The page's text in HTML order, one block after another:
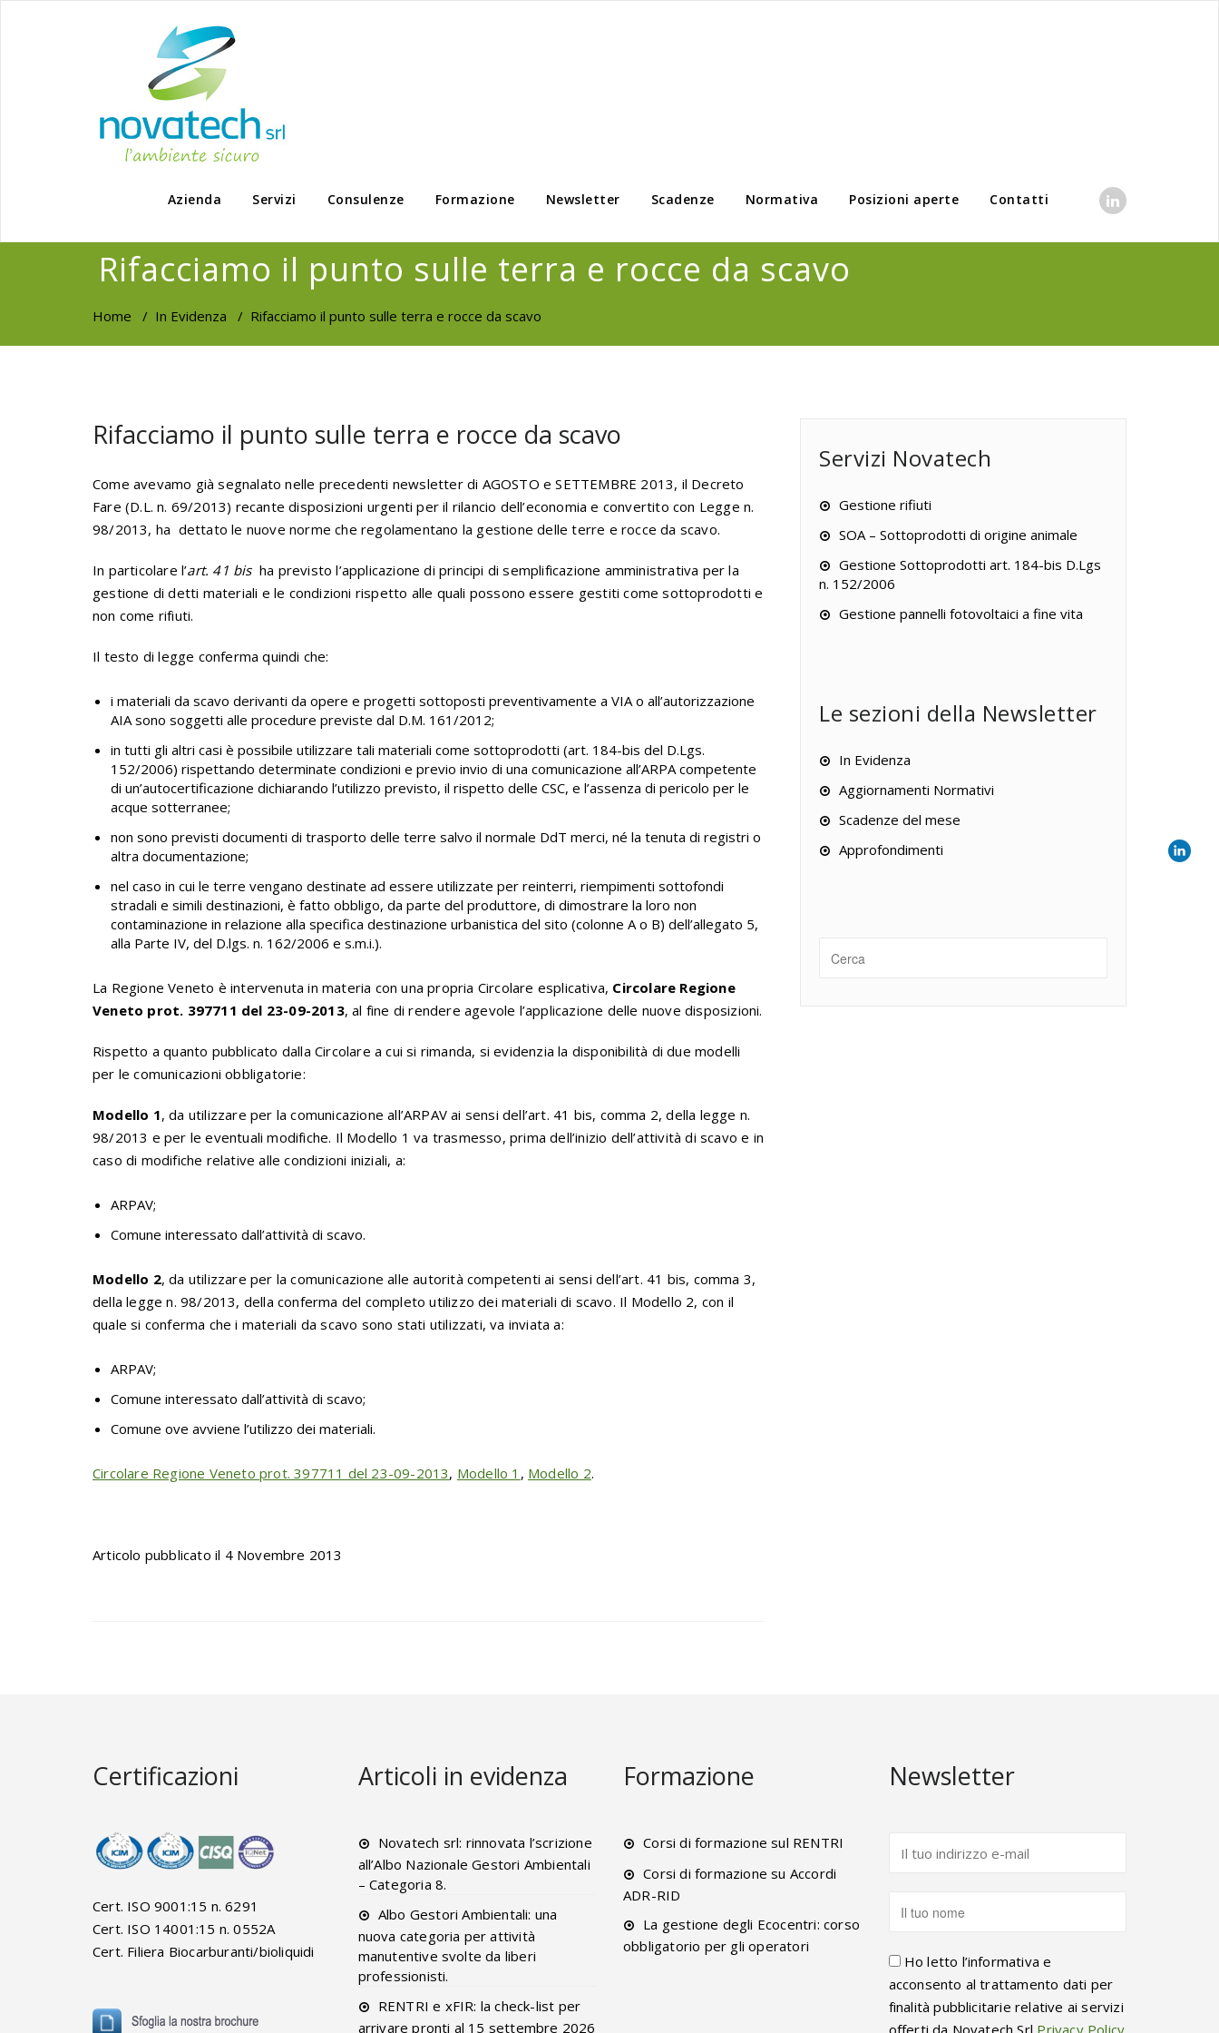
Azienda Servizi Consulenze Formazione Newsletter Scadenze Normativa Posizioni aperte Contatti
Rifacciamo il punto sulle terra e rocce da scavo
Home / In Evidenza / Rifacciamo il punto sulle terra e rocce da scavo
Rifacciamo il punto sulle terra e rocce da scavo
Come avevamo già segnalato nelle precedenti newsletter di AGOSTO e SETTEMBRE 2013, il Decreto
Fare (D.L. n. 69/2013) recante disposizioni urgenti per il rilancio dell’economia e convertito con Legge n.
98/2013, ha dettato le nuove norme che regolamentano la gestione delle terre e rocce da scavo.
In particolare l’art. 41 bisha previsto l’applicazione di principi di semplificazione amministrativa per la
gestione di detti materiali e le condizioni rispetto alle quali possono essere gestiti come sottoprodotti e
non come rifiuti.
Il testo di legge conferma quindi che:
i materiali da scavo derivanti da opere e progetti sottoposti preventivamente a VIA o all’autorizzazione
AIA sono soggetti alle procedure previste dal D.M. 161/2012;
in tutti gli altri casi è possibile utilizzare tali materiali come sottoprodotti (art. 184-bis del D.Lgs.
152/2006) rispettando determinate condizioni e previo invio di una comunicazione all’ARPA competente
di un’autocertificazione dichiarando l’utilizzo previsto, il rispetto delle CSC, e l’assenza di pericolo per le
acque sotterranee;
non sono previsti documenti di trasporto delle terre salvo il normale DdT merci, né la tenuta di registri o
altra documentazione;
nel caso in cui le terre vengano destinate ad essere utilizzate per reinterri, riempimenti sottofondi
stradali e simili destinazioni, è fatto obbligo, da parte del produttore, di dimostrare la loro non
contaminazione in relazione alla specifica destinazione urbanistica del sito (colonne A o B) dell’allegato 5,
alla Parte IV, del D.lgs. n. 162/2006 e s.m.i.).
La Regione Veneto è intervenuta in materia con una propria Circolare esplicativa, Circolare Regione
Veneto prot. 397711 del 23-09-2013, al fine di rendere agevole l’applicazione delle nuove disposizioni.
Rispetto a quanto pubblicato dalla Circolare a cui si rimanda, si evidenzia la disponibilità di due modelli
per le comunicazioni obbligatorie:
Modello 1, da utilizzare per la comunicazione all’ARPAV ai sensi dell’art. 41 bis, comma 2, della legge n.
98/2013 e per le eventuali modifiche. Il Modello 1 va trasmesso, prima dell’inizio dell’attività di scavo e in
caso di modifiche relative alle condizioni iniziali, a:
ARPAV;
Comune interessato dall’attività di scavo.
Modello 2, da utilizzare per la comunicazione alle autorità competenti ai sensi dell’art. 41 bis, comma 3,
della legge n. 98/2013, della conferma del completo utilizzo dei materiali di scavo. Il Modello 2, con il
quale si conferma che i materiali da scavo sono stati utilizzati, va inviata a:
ARPAV;
Comune interessato dall’attività di scavo;
Comune ove avviene l’utilizzo dei materiali.
Circolare Regione Veneto prot. 397711 del 23-09-2013, Modello 1 , Modello 2.
Articolo pubblicato il 4 Novembre 2013
Servizi Novatech
Gestione rifiuti
SOA – Sottoprodotti di origine animale
Gestione Sottoprodotti art. 184-bis D.Lgs
n. 152/2006
Gestione pannelli fotovoltaici a fine vita
Le sezioni della Newsletter
In Evidenza
Aggiornamenti Normativi
Scadenze del mese
Approfondimenti
Certificazioni
Cert. ISO 9001:15 n. 6291
Cert. ISO 14001:15 n. 0552A
Cert. Filiera Biocarburanti/bioliquidi
Articoli in evidenza
Novatech srl: rinnovata l’scrizione
all’Albo Nazionale Gestori Ambientali
– Categoria 8.
Albo Gestori Ambientali: una
nuova categoria per attività
manutentive svolte da liberi
professionisti.
RENTRI e xFIR: la check-list per
arrivare pronti al 15 settembre 2026
Formazione
Corsi di formazione sul RENTRI
Corsi di formazione su Accordi
ADR-RID
La gestione degli Ecocentri: corso
obbligatorio per gli operatori
Newsletter
Ho letto l’informativa e
acconsento al trattamento dati per
finalità pubblicitarie relative ai servizi
offerti da Novatech Srl Privacy Policy